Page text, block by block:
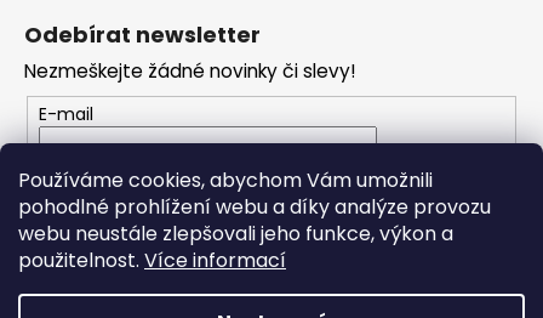
Používáme cookies, abychom Vám umožnili
pohodlné prohlížení webu a díky analýze provozu
webu neustále zlepšovali jeho funkce, výkon a
použitelnost. Více informací
p
r
v
y
v
ý
p
i
í
í
Odebírat newsletter
Nezmeškejte žádné novinky či slevy!
E-mail
Vložením e-mailu souhlasíte s podmínkami
ochrany osobních údajů
PŘIHLÁSIT SE